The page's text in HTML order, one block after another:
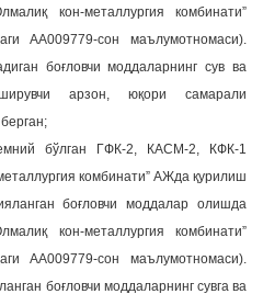
кон-металлургия комбинати”
АА009779-сон маълумотномаси).
боғловчи моддаларнинг сув ва
арзон, юқори самарали
бўлган ГФК-2, КАСМ-2, КФК-1
комбинати” АЖда қурилиш
боғловчи моддалар олишда
кон-металлургия комбинати”
АА009779-сон маълумотномаси).
боғловчи моддаларнинг сувга ва